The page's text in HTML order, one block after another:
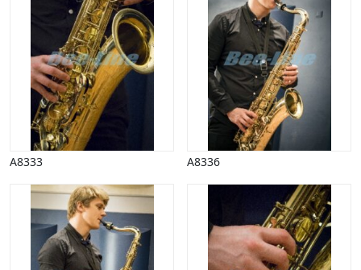
Stjernetegn, astrologi
Sundhed, sygdom
Trafik, færdsel
Uddannelse
Udsalg og andre begreber
Underholdning, kultur
Vinter
A8333 A8336